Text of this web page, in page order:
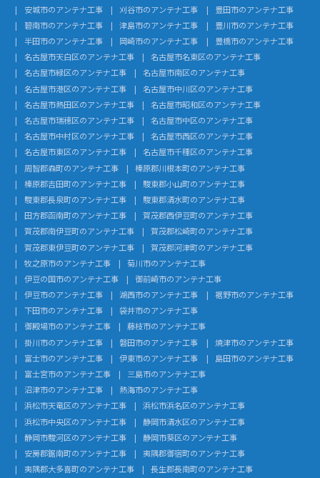
安城市のアンテナ工事
刈谷市のアンテナ工事
豊田市のアンテナ工事
碧南市のアンテナ工事
津島市のアンテナ工事
豊川市のアンテナ工事
半田市のアンテナ工事
岡崎市のアンテナ工事
豊橋市のアンテナ工事
名古屋市天白区のアンテナ工事
名古屋市名東区のアンテナ工事
名古屋市緑区のアンテナ工事
名古屋市南区のアンテナ工事
名古屋市港区のアンテナ工事
名古屋市中川区のアンテナ工事
名古屋市熱田区のアンテナ工事
名古屋市昭和区のアンテナ工事
名古屋市瑞穂区のアンテナ工事
名古屋市中区のアンテナ工事
名古屋市中村区のアンテナ工事
名古屋市西区のアンテナ工事
名古屋市東区のアンテナ工事
名古屋市千種区のアンテナ工事
周智郡森町のアンテナ工事
榛原郡川根本町のアンテナ工事
榛原郡吉田町のアンテナ工事
駿東郡小山町のアンテナ工事
駿東郡長泉町のアンテナ工事
駿東郡清水町のアンテナ工事
田方郡函南町のアンテナ工事
賀茂郡西伊豆町のアンテナ工事
賀茂郡南伊豆町のアンテナ工事
賀茂郡松崎町のアンテナ工事
賀茂郡東伊豆町のアンテナ工事
賀茂郡河津町のアンテナ工事
牧之原市のアンテナ工事
菊川市のアンテナ工事
伊豆の国市のアンテナ工事
御前崎市のアンテナ工事
伊豆市のアンテナ工事
湖西市のアンテナ工事
裾野市のアンテナ工事
下田市のアンテナ工事
袋井市のアンテナ工事
御殿場市のアンテナ工事
藤枝市のアンテナ工事
掛川市のアンテナ工事
磐田市のアンテナ工事
焼津市のアンテナ工事
富士市のアンテナ工事
伊東市のアンテナ工事
島田市のアンテナ工事
富士宮市のアンテナ工事
三島市のアンテナ工事
沼津市のアンテナ工事
熱海市のアンテナ工事
浜松市天竜区のアンテナ工事
浜松市浜名区のアンテナ工事
浜松市中央区のアンテナ工事
静岡市清水区のアンテナ工事
静岡市駿河区のアンテナ工事
静岡市葵区のアンテナ工事
安房郡鋸南町のアンテナ工事
夷隅郡御宿町のアンテナ工事
夷隅郡大多喜町のアンテナ工事
長生郡長南町のアンテナ工事